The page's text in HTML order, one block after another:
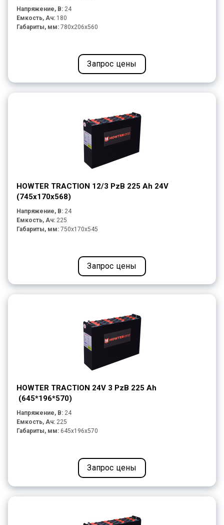
Напряжение, В: 24
Емкость, Ач: 180
Габариты, мм: 780x206x560
Запрос цены
HOWTER TRACTION 12/3 PzB 225 Ah 24V
(745х170x568)
Напряжение, В: 24
Емкость, Ач: 225
Габариты, мм: 750x170x545
Запрос цены
HOWTER TRACTION 24V 3 PzB 225 Ah
(645*196*570)
Напряжение, В: 24
Емкость, Ач: 225
Габариты, мм: 645x196x570
Запрос цены